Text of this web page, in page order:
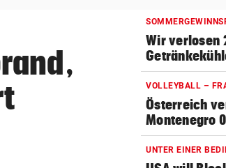
Wir verlosen
VOLLEYBALL –
Österreich
Montenegro
UNTER EINER